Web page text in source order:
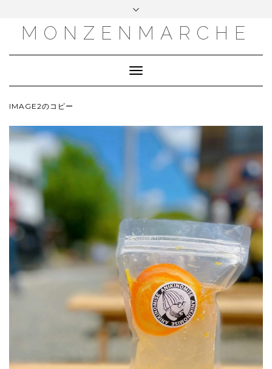
MONZENMARCHE
Toggle
Navigation
IMAGE2のコピー